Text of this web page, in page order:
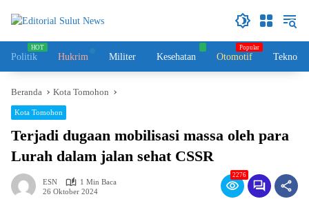
Politik Hukrim Militer Kesehatan Otomotif
Beranda Kota Tomohon
Kota Tomohon
Terjadi dugaan mobilisasi massa oleh para
Lurah dalam jalan sehat CSSR
ESN
1 Min Baca
26 Oktober 2024
2276